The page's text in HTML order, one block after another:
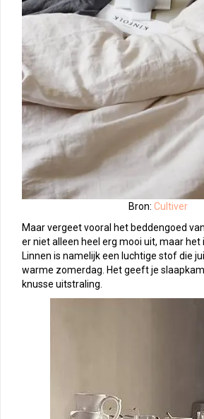
Bron: Cultiver
Maar vergeet vooral het beddengoed
er niet alleen heel erg mooi uit, maar het
Linnen is namelijk een luchtige stof die
warme zomerdag. Het geeft je
knusse uitstraling.